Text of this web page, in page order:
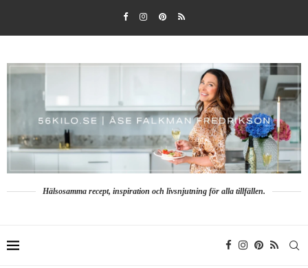
Hälsosamma recept, inspiration och livsnjutning för alla tillfällen.